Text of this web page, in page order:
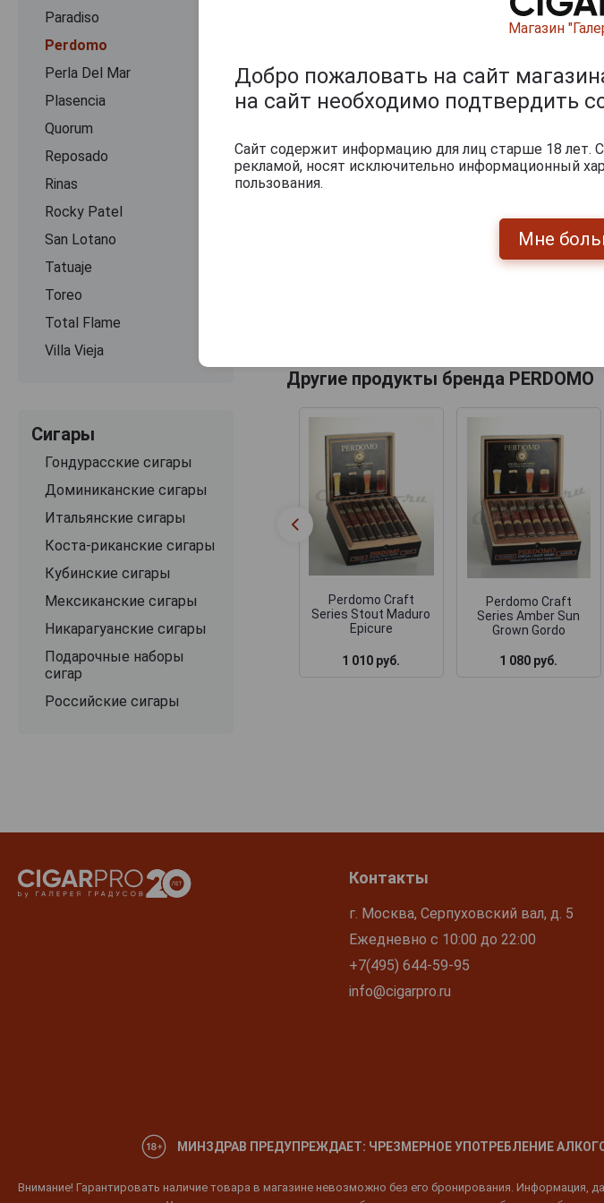
Paradiso
Perdomo
Perla Del Mar
Plasencia
Quorum
Reposado
Rinas
Rocky Patel
San Lotano
Tatuaje
Toreo
Total Flame
Villa Vieja
Сигары
Гондурасские сигары
Доминиканские сигары
Итальянские сигары
Коста-риканские сигары
Кубинские сигары
Мексиканские сигары
Никарагуанские сигары
Подарочные наборы
сигар
Российские сигары
Другие продукты бренда PERDOMO
Perdomo Craft
Series Stout Maduro
Epicure
1 010 руб.
Perdomo Craft
Series Amber Sun
Grown Gordo
1 080 руб.
Контакты
г. Москва, Серпуховский вал, д. 5
Ежедневно с 10:00 до 22:00
+7(495) 644-59-95
info@cigarpro.ru
МИНЗДРАВ ПРЕДУПРЕЖДАЕТ: ЧРЕЗМЕРНОЕ УПОТРЕБЛЕНИЕ
Внимание! Гарантировать наличие товара в магазине невозможно без его бронирования. Информация,
Магазин
Добро пожаловать на сайт
на сайт необходимо подтвердить
Сайт содержит информацию для лиц старше 18 лет.
рекламой, носят исключительно информационный
пользования.
Мне